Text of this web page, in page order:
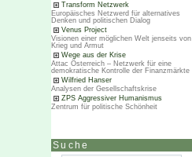
Transform Netzwerk
Europäisches Netzwerd für alternatives
Denken und politischen Dialog
Venus Project
Visionen einer möglichen Welt jenseits von
Krieg und Armut
Wege aus der Krise
Attac Österreich – Netzwerk für eine
demokratische Kontrolle der Finanzmärkte
Wilfried Hanser
Analysen der Gesellschaftskrise
ZPS Aggressiver Humanismus
Zentrum für politische Schönheit
Suche